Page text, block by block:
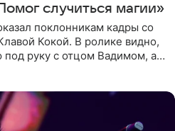
случиться магии»
поклонникам кадры со
Кокой. В ролике видно,
под руку с отцом Вадимом, а у